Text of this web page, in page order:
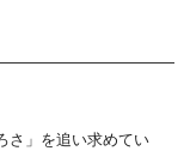
さ」を追い求めてい